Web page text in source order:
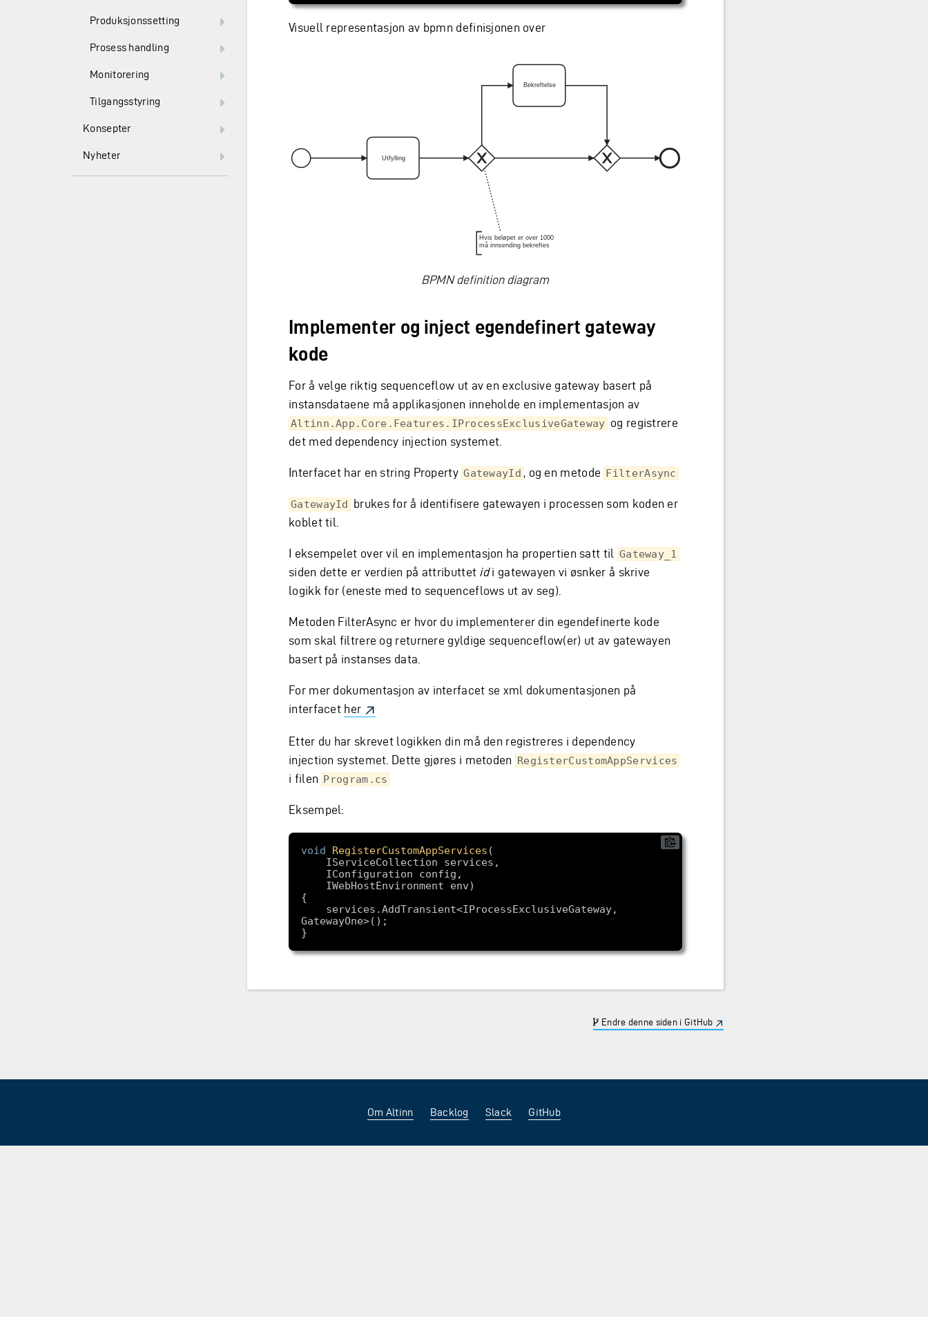
Produksjonssetting
Prosess handling
Monitorering
Tilgangsstyring
Konsepter
Nyheter
Visuell representasjon av bpmn definisjonen over
BPMN definition diagram
Implementer og inject egendefinert gateway
kode
For å velge riktig sequenceflow ut av en exclusive gateway basert på
instansdataene må applikasjonen inneholde en implementasjon av
Altinn.App.Core.Features.IProcessExclusiveGateway og registrere
det med dependency injection systemet.
Interfacet har en string Property GatewayId , og en metode FilterAsync
GatewayId brukes for å identifisere gatewayen i processen som koden er
koblet til.
I eksempelet over vil en implementasjon ha propertien satt til Gateway_1
siden dette er verdien på attributtet idi gatewayen vi øsnker å skrive
logikk for (eneste med to sequenceflows ut av seg).
Metoden FilterAsync er hvor du implementerer din egendefinerte kode
som skal filtrere og returnere gyldige sequenceflow(er) ut av gatewayen
basert på instanses data.
For mer dokumentasjon av interfacet se xml dokumentasjonen på
interfacet her
Etter du har skrevet logikken din må den registreres i dependency
injection systemet. Dette gjøres i metoden RegisterCustomAppServices
i filen Program.cs
Eksempel:
void RegisterCustomAppServices (
    IWebHostEnvironment env
Endre denne siden i GitHub
Om Altinn Backlog Slack GitHub